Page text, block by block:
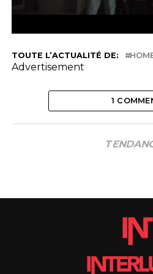
TOUTE L’ACTUALITÉ DE:
Advertisement
1